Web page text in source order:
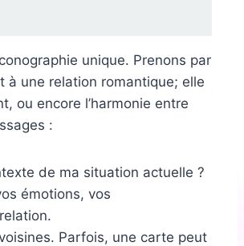
unique. Prenons par
à une relation romantique; elle
ou encore l’harmonie entre
:
de ma situation actuelle ?
émotions, vos
Parfois, une carte peut